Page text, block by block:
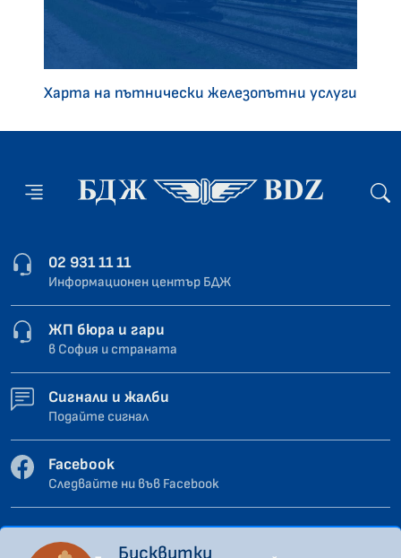
Харта на пътнически железопътни услуги
02 931 11 11
Информационен център БДЖ
ЖП бюра и гари
в София и страната
Сигнали и жалби
Подайте сигнал
Facebook
Следвайте ни във Facebook
Бисквитки